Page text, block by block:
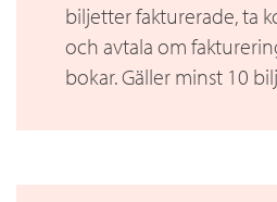
biljetter fakturerade, ta
och avtala om
bokar. Gäller minst 10